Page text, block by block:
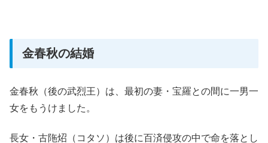
金春秋の結婚
金春秋（後の武烈王）は、最初の妻・宝羅との間に一男一
女をもうけました。
長女・古陁炤（コタソ）は後に百済侵攻の中で命を落とし